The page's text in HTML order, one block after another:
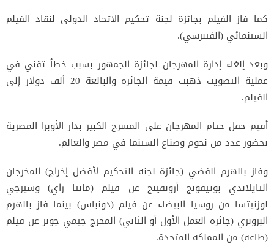
كما فاز الفيلم بجائزة لجنة تحكيم الاتحاد الدولي لنقاد الفيلم
السينمائي (الفيبرسي).
وبعد إلغاء إدارة المهرجان لجائزة الجمهور بسبب خطأ تقني في
عملية التصويت ذهبت قيمة الجائزة والبالغة 20 ألف دولار إلى
الفيلم.
أقيم حفل ختام المهرجان على المسرح الكبير بدار الأوبرا المصرية
بحضور عدد من نجوم وصناع السينما في مصر والعالم.
وفاز بالهرم الفضي (جائزة لجنة التحكيم لأفضل إخراج) المخرجان
التايلاندي بوتيفونج أرونفينج عن فيلم (مانتا راي) وسيرجي
لوزنيتسا من روسيا البيضاء عن فيلم (دونباس) بينما فاز بالهرم
البرونزي (جائزة العمل الأول أو الثاني) المخرج جيمي جونز عن فيلم
(طاعة) من المملكة المتحدة.